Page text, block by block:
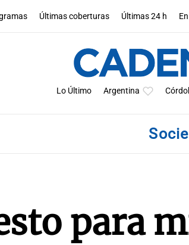
Últimas coberturas Últimas 24 h
Lo Último Argentina
para